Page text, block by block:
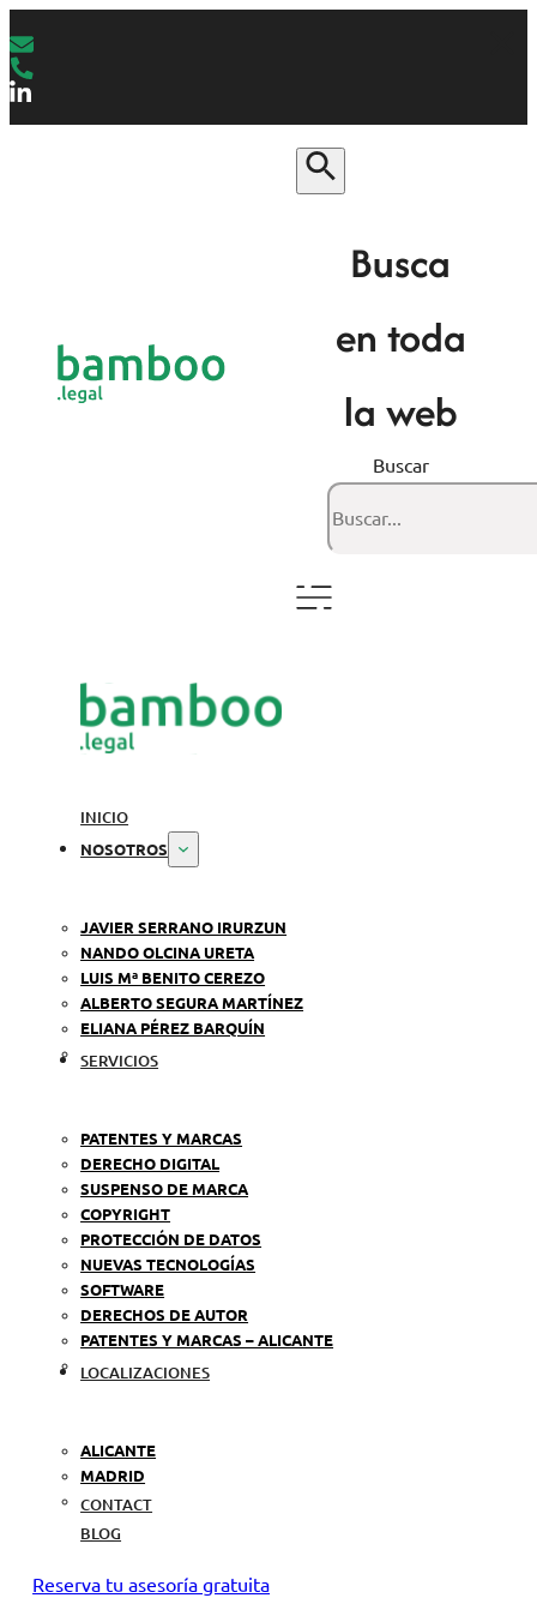
Busca
en toda
la web
Buscar
INICIO
NOSOTROS
JAVIER SERRANO IRURZUN
NANDO OLCINA URETA
LUIS Mª BENITO CEREZO
ALBERTO SEGURA MARTÍNEZ
ELIANA PÉREZ BARQUÍN
SERVICIOS
PATENTES Y MARCAS
DERECHO DIGITAL
SUSPENSO DE MARCA
COPYRIGHT
PROTECCIÓN DE DATOS
NUEVAS TECNOLOGÍAS
SOFTWARE
DERECHOS DE AUTOR
PATENTES Y MARCAS – ALICANTE
LOCALIZACIONES
ALICANTE
MADRID
CONTACT
BLOG
Reserva tu asesoría gratuita